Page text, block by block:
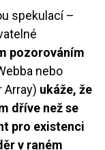
spekulací –
pozorováním
nebo
Array) ukáže, že
dříve než se
pro existenci
v raném